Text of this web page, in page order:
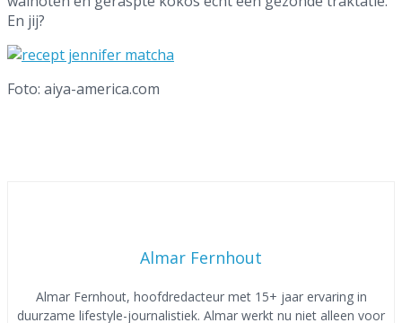
En jij?
Foto: aiya-america.com
Almar Fernhout
Almar Fernhout, hoofdredacteur met 15+ jaar ervaring in
duurzame lifestyle-journalistiek. Almar werkt nu niet alleen voor